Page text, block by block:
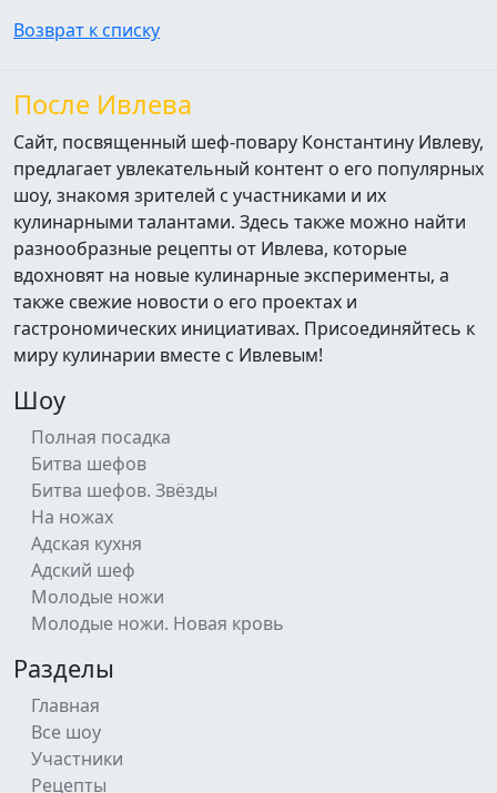
Возврат к списку
После Ивлева
Сайт, посвященный шеф-повару Константину Ивлеву,
предлагает увлекательный контент о его популярных
шоу, знакомя зрителей с участниками и их
кулинарными талантами. Здесь также можно найти
разнообразные рецепты от Ивлева, которые
вдохновят на новые кулинарные эксперименты, а
также свежие новости о его проектах и
гастрономических инициативах. Присоединяйтесь к
миру кулинарии вместе с Ивлевым!
Шоу
Полная посадка
Битва шефов
Битва шефов. Звёзды
На ножах
Адская кухня
Адский шеф
Молодые ножи
Молодые ножи. Новая кровь
Разделы
Главная
Все шоу
Участники
Рецепты